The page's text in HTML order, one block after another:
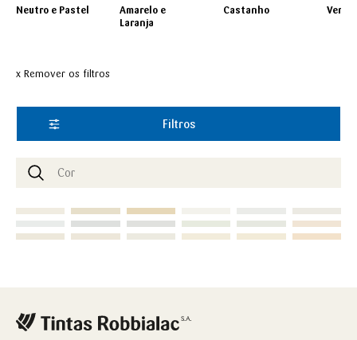
Neutro e Pastel
Amarelo e
Laranja
Castanho
x Remover os filtros
Filtros